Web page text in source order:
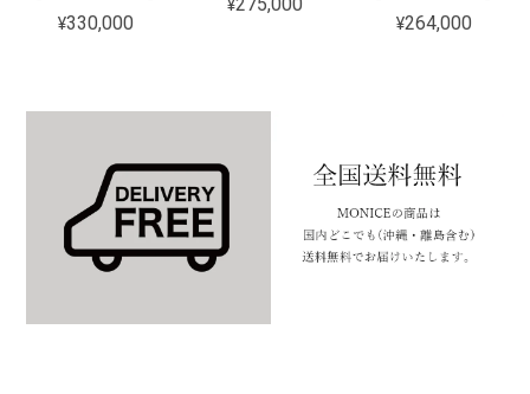
¥330,000
¥275,000
¥264,000